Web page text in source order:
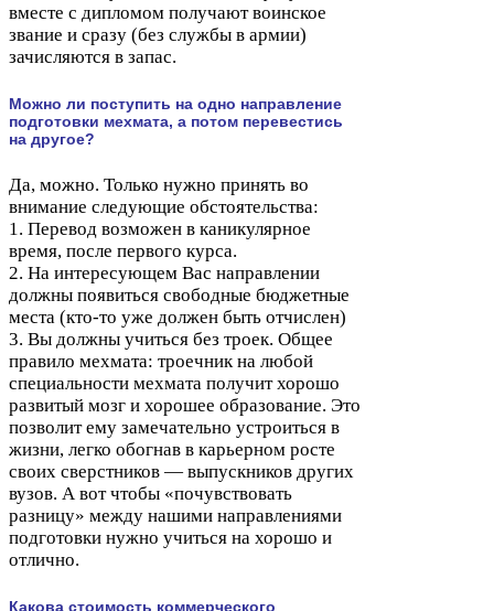
вместе с дипломом получают воинское
звание и сразу (без службы в армии)
зачисляются в запас.
Можно ли поступить на одно направление
подготовки мехмата, а потом перевестись
на другое?
Да, можно. Только нужно принять во
внимание следующие обстоятельства:
1. Перевод возможен в каникулярное
время, после первого курса.
2. На интересующем Вас направлении
должны появиться свободные бюджетные
места (кто-​то уже должен быть отчислен)
3. Вы должны учиться без троек. Общее
правило мехмата: троечник на любой
специальности мехмата получит хорошо
развитый мозг и хорошее образование. Это
позволит ему замечательно устроиться в
жизни, легко обогнав в карьерном росте
своих сверстников — выпускников других
вузов. А вот чтобы «почувствовать
разницу» между нашими направлениями
подготовки нужно учиться на хорошо и
отлично.
Какова стоимость коммерческого